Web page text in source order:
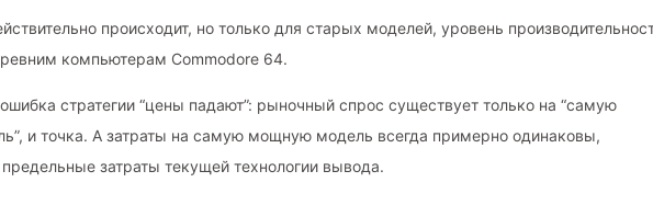
происходит, но только для старых моделей, уровень
компьютерам Commodore 64.
стратегии “цены падают”: рыночный спрос существует только на “самую
и точка. А затраты на самую мощную модель всегда примерно одинаковы,
затраты текущей технологии вывода.